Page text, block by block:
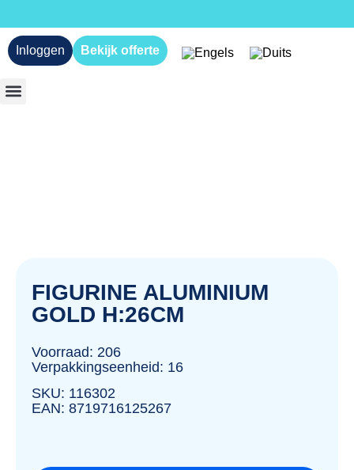
Inloggen Bekijk offerte
FIGURINE ALUMINIUM
GOLD H:26CM
Voorraad: 206
Verpakkingseenheid: 16
SKU: 116302
EAN: 8719716125267